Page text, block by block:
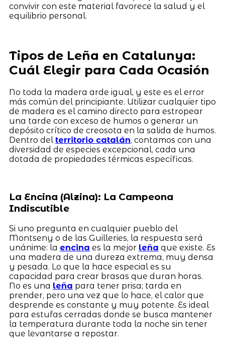
convivir con este material favorece la salud y el
equilibrio personal.
Tipos de Leña en Catalunya:
Cuál Elegir para Cada Ocasión
No toda la madera arde igual, y este es el error
más común del principiante. Utilizar cualquier tipo
de madera es el camino directo para estropear
una tarde con exceso de humos o generar un
depósito crítico de creosota en la salida de humos.
Dentro del territorio catalán, contamos con una
diversidad de especies excepcional, cada una
dotada de propiedades térmicas específicas.
La Encina (Alzina): La Campeona
Indiscutible
Si uno pregunta en cualquier pueblo del
Montseny o de las Guilleries, la respuesta será
unánime: la encina es la mejor leña que existe. Es
una madera de una dureza extrema, muy densa
y pesada. Lo que la hace especial es su
capacidad para crear brasas que duran horas.
No es una leña para tener prisa; tarda en
prender, pero una vez que lo hace, el calor que
desprende es constante y muy potente. Es ideal
para estufas cerradas donde se busca mantener
la temperatura durante toda la noche sin tener
que levantarse a repostar.